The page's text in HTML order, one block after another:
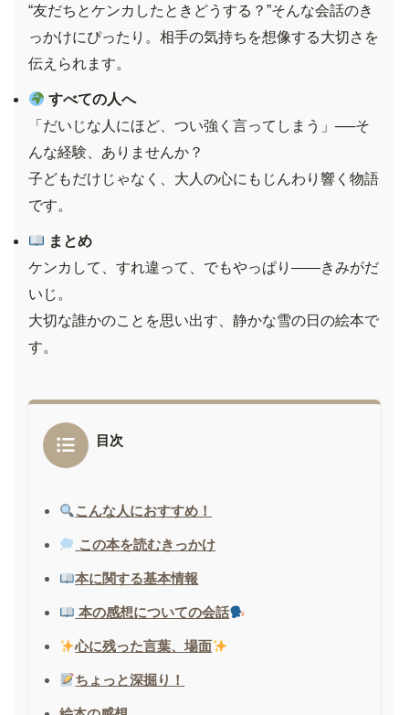
“友だちとケンカしたときどうする？”そんな会話のき
っかけにぴったり。相手の気持ちを想像する大切さを
伝えられます。
すべての人へ
「だいじな人にほど、つい強く言ってしまう」──そ
んな経験、ありませんか？
子どもだけじゃなく、大人の心にもじんわり響く物語
です。
まとめ
ケンカして、すれ違って、でもやっぱり――きみがだ
いじ。
大切な誰かのことを思い出す、静かな雪の日の絵本で
す。
目次
こんな人におすすめ！
この本を読むきっかけ
本に関する基本情報
本の感想についての会話
心に残った言葉、場面
ちょっと深掘り！